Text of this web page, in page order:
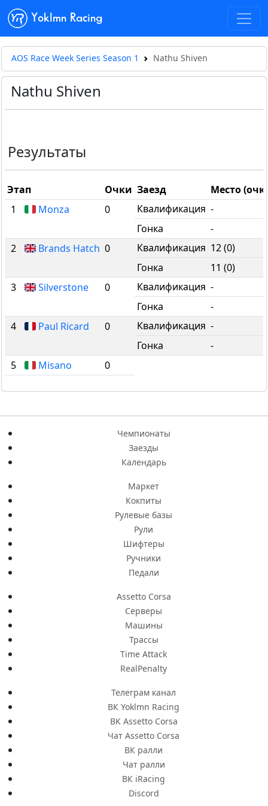
Yoklmn Racing
AOS Race Week Series Season 1 Nathu Shiven
Nathu Shiven
Результаты
Этап Очки Заезд
Место
1
Monza 0 Квалификация -
Гонка
-
2
Brands Hatch 0 Квалификация 12 (0)
Гонка
11 (0)
3
Silverstone 0 Квалификация -
Гонка
-
4
Paul Ricard 0 Квалификация -
Гонка
-
5
Misano 0
Чемпионаты
Заезды
Календарь
Маркет
Кокпиты
Рулевые базы
Рули
Шифтеры
Ручники
Педали
Assetto Corsa
Серверы
Машины
Трассы
Time Attack
RealPenalty
Телеграм канал
ВК Yoklmn Racing
ВК Assetto Corsa
Чат Assetto Corsa
ВК ралли
Чат ралли
ВК iRacing
Discord